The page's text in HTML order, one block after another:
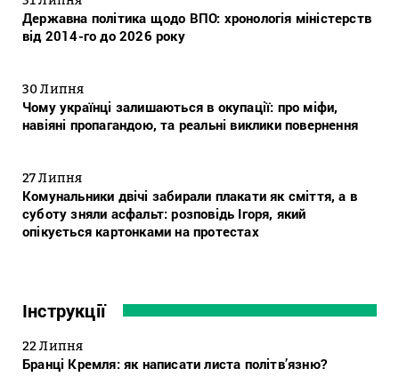
Державна політика щодо ВПО: хронологія міністерств
від 2014-го до 2026 року
30 Липня
Чому українці залишаються в окупації: про міфи,
навіяні пропагандою, та реальні виклики повернення
27 Липня
Комунальники двічі забирали плакати як сміття, а в
суботу зняли асфальт: розповідь Ігоря, який
опікується картонками на протестах
Інструкції
22 Липня
Бранці Кремля: як написати листа політв’язню?